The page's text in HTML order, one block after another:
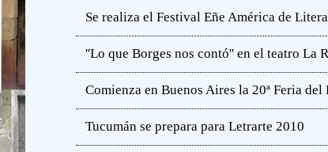
Se realiza el Festival Eñe América de
''Lo que Borges nos contó'' en el teatro La
Comienza en Buenos Aires la 20ª Feria
Tucumán se prepara para Letrarte 2010